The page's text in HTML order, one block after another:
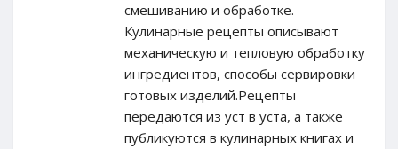
смешиванию и обработке.
Кулинарные рецепты описывают
механическую и тепловую обработку
ингредиентов, способы сервировки
готовых изделий.Рецепты
передаются из уст в уста, а также
публикуются в кулинарных книгах и